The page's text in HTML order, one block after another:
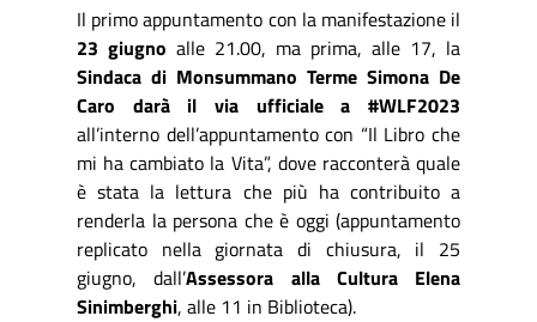
Il primo appuntamento con la manifestazione il
23 giugno alle 21.00, ma prima, alle 17, la
Sindaca di Monsummano Terme Simona De
Caro darà il via ufficiale a #WLF2023
all’interno dell’appuntamento con “Il Libro che
mi ha cambiato la Vita”, dove racconterà quale
è stata la lettura che più ha contribuito a
renderla la persona che è oggi (appuntamento
replicato nella giornata di chiusura, il 25
giugno, dall’Assessora alla Cultura Elena
Sinimberghi, alle 11 in Biblioteca).